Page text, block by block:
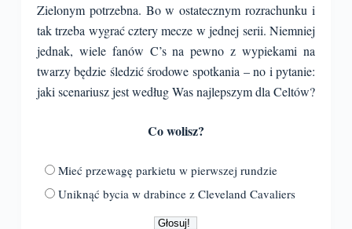
Zielonym potrzebna. Bo w ostatecznym rozrachunku i
tak trzeba wygrać cztery mecze w jednej serii. Niemniej
jednak, wiele fanów C’s na pewno z wypiekami na
twarzy będzie śledzić środowe spotkania – no i pytanie:
jaki scenariusz jest według Was najlepszym dla Celtów?
Co wolisz?
Mieć przewagę parkietu w pierwszej rundzie
Uniknąć bycia w drabince z Cleveland Cavaliers